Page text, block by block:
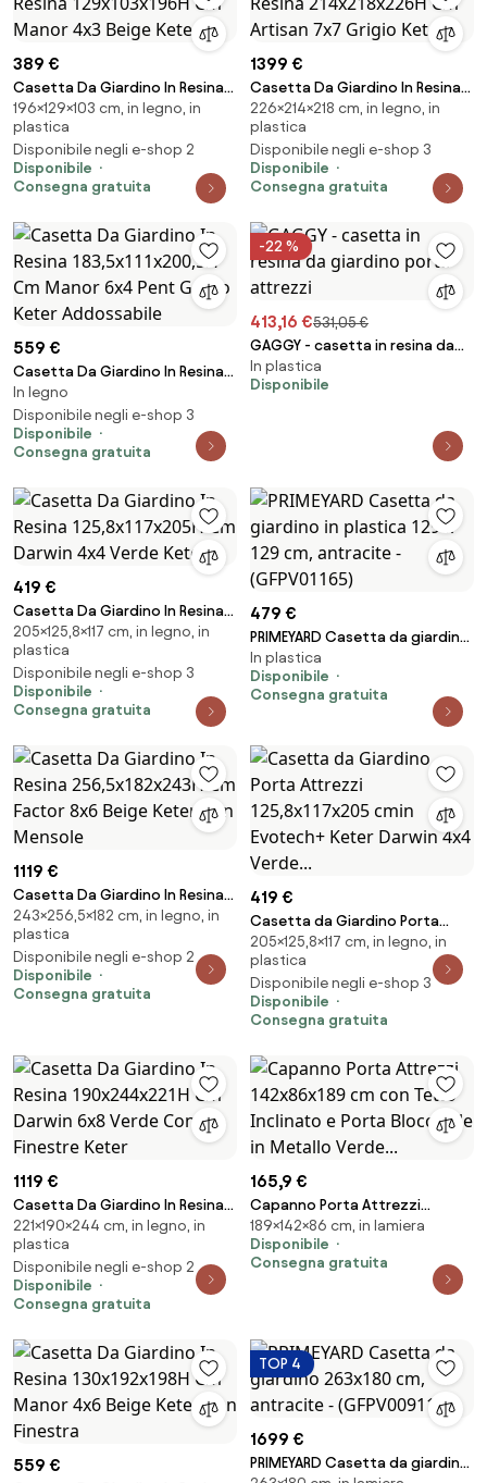
389 €
Casetta Da Giardino In Resina
129x103x196H Cm Manor 4x3
Beige Keter
196×129×103 cm, in legno, in
plastica
Disponibile negli e-shop 2
Disponibile
Consegna gratuita
1399 €
Casetta Da Giardino In Resina
214x218x226H Cm Artisan 7x7
Grigio Keter
226×214×218 cm, in legno, in
plastica
Disponibile negli e-shop 3
Disponibile
Consegna gratuita
559 €
Casetta Da Giardino In Resina
183,5x111x200,5H Cm Manor 6x4
Pent Grigio Keter Addossabile
In legno
Disponibile negli e-shop 3
Disponibile
Consegna gratuita
-22 %
413,16 €531,05 €
GAGGY - casetta in resina da
giardino porta attrezzi
In plastica
Disponibile
419 €
Casetta Da Giardino In Resina
125,8x117x205H Cm Darwin 4x4
Verde Keter
205×125,8×117 cm, in legno, in
plastica
Disponibile negli e-shop 3
Disponibile
Consegna gratuita
479 €
PRIMEYARD Casetta da giardino
in plastica 129 x 129 cm,
antracite - (GFPV01165)
In plastica
Disponibile
Consegna gratuita
1119 €
Casetta Da Giardino In Resina
256,5x182x243H Cm Factor 8x6
Beige Keter Con Mensole
243×256,5×182 cm, in legno, in
plastica
Disponibile negli e-shop 2
Disponibile
Consegna gratuita
419 €
Casetta da Giardino Porta
Attrezzi 125,8x117x205 cmin
Evotech+ Keter Darwin 4x4
Verde...
205×125,8×117 cm, in legno, in
plastica
Disponibile negli e-shop 3
Disponibile
Consegna gratuita
1119 €
Casetta Da Giardino In Resina
190x244x221H Cm Darwin 6x8
Verde Con Finestre Keter
221×190×244 cm, in legno, in
plastica
Disponibile negli e-shop 2
Disponibile
Consegna gratuita
165,9 €
Capanno Porta Attrezzi
142x86x189 cm con Tetto
Inclinato e Porta Bloccabile in
Metallo Verde...
189×142×86 cm, in lamiera
Disponibile
Consegna gratuita
559 €
TOP 4
1699 €
PRIMEYARD Casetta da giardino